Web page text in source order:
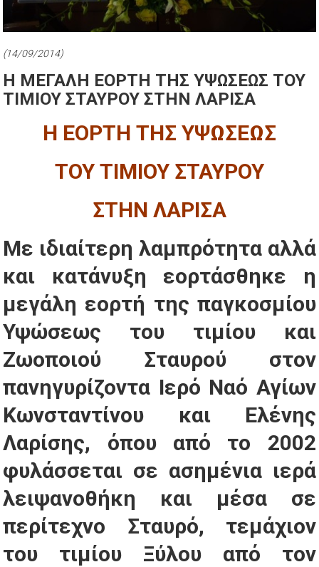
(14/09/2014)
Η ΜΕΓΑΛΗ ΕΟΡΤΗ ΤΗΣ ΥΨΩΣΕΩΣ ΤΟΥ
ΤΙΜΙΟΥ ΣΤΑΥΡΟΥ ΣΤΗΝ ΛΑΡΙΣΑ
Η ΕΟΡΤΗ ΤΗΣ ΥΨΩΣΕΩΣ
ΤΟΥ ΤΙΜΙΟΥ ΣΤΑΥΡΟΥ
ΣΤΗΝ ΛΑΡΙΣΑ
Με ιδιαίτερη λαμπρότητα αλλά
και κατάνυξη εορτάσθηκε η
μεγάλη εορτή της παγκοσμίου
Υψώσεως του τιμίου και
Ζωοποιού Σταυρού στον
πανηγυρίζοντα Ιερό Ναό Αγίων
Κωνσταντίνου και Ελένης
Λαρίσης, όπου από το 2002
φυλάσσεται σε ασημένια ιερά
λειψανοθήκη και μέσα σε
περίτεχνο Σταυρό, τεμάχιον
του τιμίου Ξύλου από τον